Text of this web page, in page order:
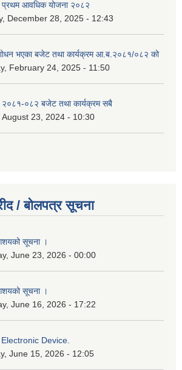
प्रथम आवधिक योजना २०८२
December 28, 2025 - 12:43
भएका बजेट तथा कार्यक्रम आ.ब.२०८१/०८२ को
February 24, 2025 - 11:50
२०८१-०८२ बजेट तथा कार्यक्रम सबै
August 23, 2024 - 10:30
/ बोलपत्र सूचना
सूचना ।
June 23, 2026 - 00:00
सूचना ।
June 16, 2026 - 17:22
Device.
June 15, 2026 - 12:05